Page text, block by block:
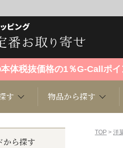
体税抜価格の1％G-Callポ
す 物品から探す
TOP > 洋
から探す